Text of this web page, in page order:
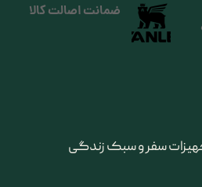
سفر و سبک زندگی
ضمانت اصالت کالا